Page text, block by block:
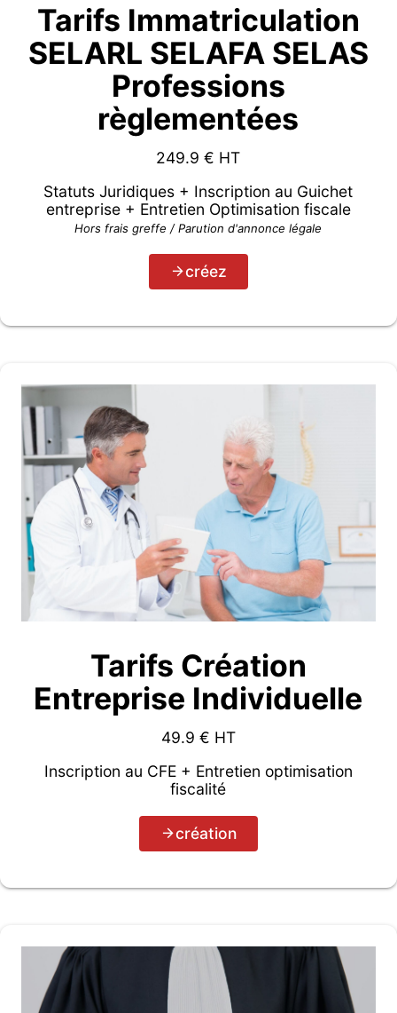
Tarifs Immatriculation
SELARL SELAFA SELAS
Professions
règlementées
249.9 € HT
Statuts Juridiques + Inscription au Guichet
entreprise + Entretien Optimisation fiscale
Hors frais greffe / Parution d'annonce légale
créez
Tarifs Création
Entreprise Individuelle
49.9 € HT
Inscription au CFE + Entretien optimisation
fiscalité
création